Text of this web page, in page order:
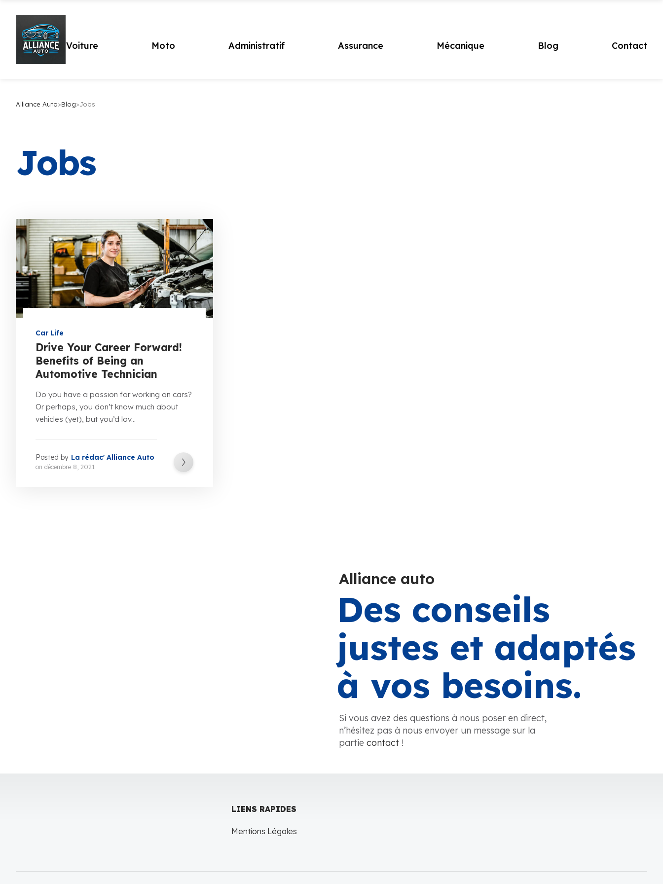
Voiture Moto Administratif Assurance Mécanique Blog Contact
Alliance Auto>Blog>Jobs
Jobs
Car Life
Drive Your Career Forward!
Benefits of Being an
Automotive Technician
Do you have a passion for working on cars?
Or perhaps, you don’t know much about
vehicles (yet), but you’d lov...
Posted by La rédac' Alliance Auto
on décembre 8, 2021
Alliance auto
Des conseils
justes et adaptés
à vos besoins.
Si vous avez des questions à nous poser en direct,
n’hésitez pas à nous envoyer un message sur la
partie contact !
LIENS RAPIDES
Mentions Légales